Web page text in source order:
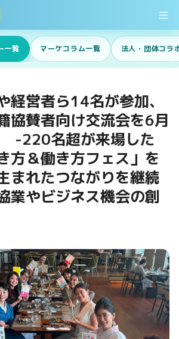
一覧 マーケコラム一覧 法人・団体コラ
経営者ら14名が参加、
協賛者向け交流会を6月
-220名超が来場した
方＆働き方フェス」を
まれたつながりを継続
業やビジネス機会の創